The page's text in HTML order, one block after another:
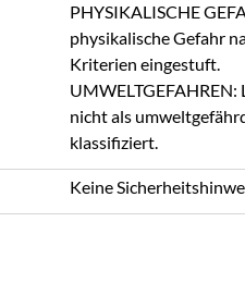
PHYSIKALISCHE
physikalische Gefahr
Kriterien eingestuft.
nicht als
klassifiziert.
Keine